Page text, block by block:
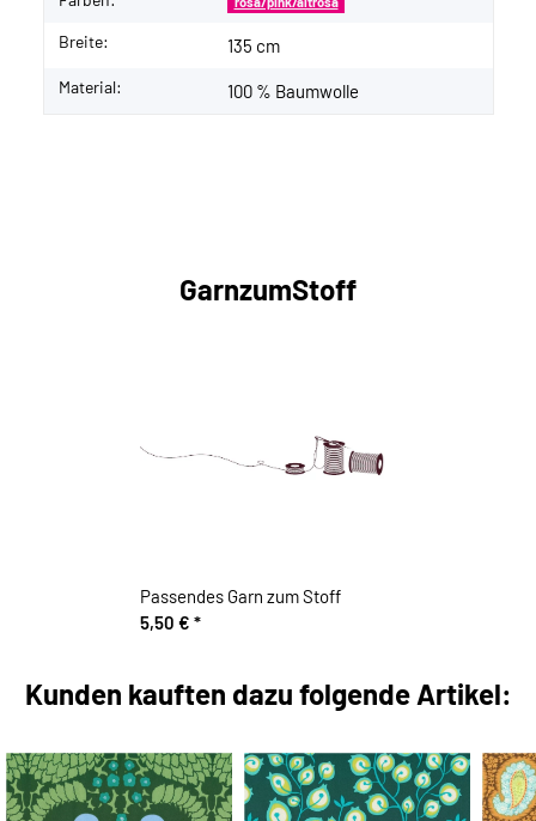
Breite: 135 cm
Material: 100 % Baumwolle
GarnzumStoff
Passendes Garn zum Stoff
5,50 € *
Kunden kauften dazu folgende Artikel: